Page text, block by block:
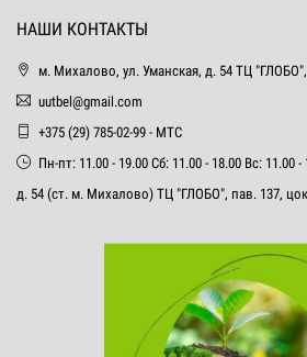
НАШИ КОНТАКТЫ
м. Михалово, ул. Уманская, д. 54 ТЦ
uutbel@gmail.com
+375 (29) 785-02-99 - МТС
Пн-пт: 11.00 - 19.00 Сб: 11.00 - 18.00 Вс: 11.00
д. 54 (ст. м. Михалово) ТЦ "ГЛОБО", пав. 137,